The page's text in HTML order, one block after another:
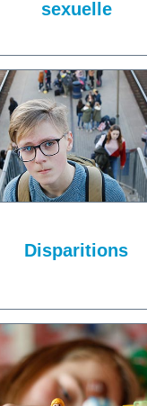
sexuelle
Disparitions